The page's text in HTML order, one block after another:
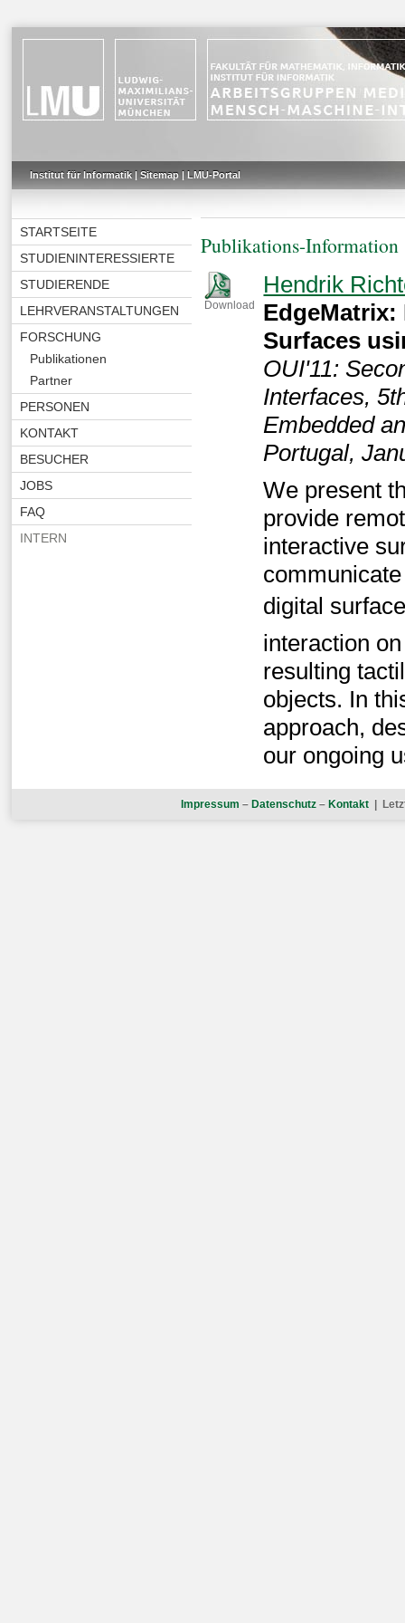
Institut für Informatik| Sitemap| LMU-Portal
STARTSEITE
STUDIENINTERESSIERTE
STUDIERENDE
LEHRVERANSTALTUNGEN
FORSCHUNG
Publikationen
Partner
PERSONEN
KONTAKT
BESUCHER
JOBS
FAQ
INTERN
Publikations-Information
Download
Hendrik
EdgeMatrix:
Surfaces
OUI'11:
Interfaces,
Embedded
Portugal,
We present
provide
interactive
digital
interaction
resulting
objects. In
approach,
our ongoing
Impressum – Datenschutz – Kontakt |